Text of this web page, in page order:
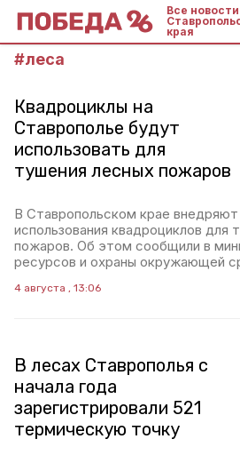
Все новости
края
#леса
Квадроциклы на
Ставрополье будут
использовать для
тушения лесных пожаров
В Ставропольском крае внедряют
использования квадроциклов для
пожаров. Об этом сообщили в
ресурсов и охраны окружающей
4 августа , 13:06
В лесах Ставрополья с
начала года
зарегистрировали 521
термическую точку